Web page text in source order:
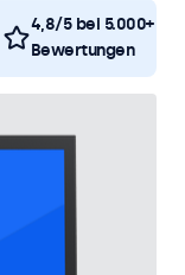
4,8/5 bei 5.000+
Bewertungen